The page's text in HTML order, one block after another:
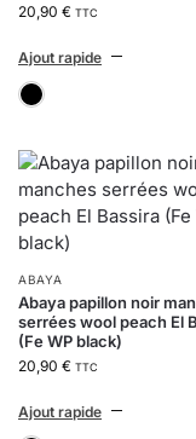
20,90 € TTC
Ajout rapide
ABAYA
Abaya papillon noir
serrées wool peach El
(Fe WP black)
20,90 € TTC
Ajout rapide